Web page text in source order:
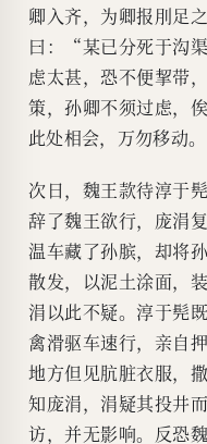
卿入齐，为卿报刖足
曰：“某已分死于沟
虑太甚，恐不便挈带
策，孙卿不须过虑，
此处相会，万勿移动。
次日，魏王款待淳于
辞了魏王欲行，庞涓
温车藏了孙膑，却将
散发，以泥土涂面，
涓以此不疑。淳于髡
禽滑驱车速行，亲自
地方但见肮脏衣服，
知庞涓，涓疑其投井
访，并无影响。反恐